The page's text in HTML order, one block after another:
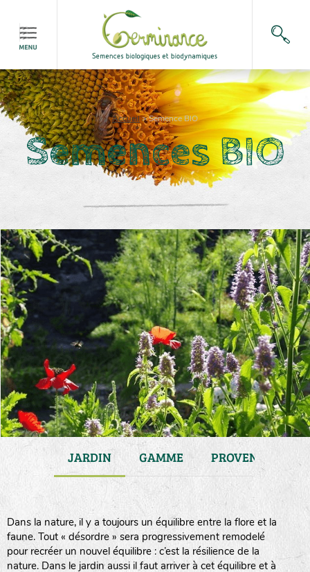
Accueil>Semence BIO
Semences BIO
JARDIN GAMME PROVENANCE
Dans la nature, il y a toujours un équilibre entre la flore et la
faune. Tout « désordre » sera progressivement remodelé
pour recréer un nouvel équilibre : c’est la résilience de la
nature. Dans le jardin aussi il faut arriver à cet équilibre et à